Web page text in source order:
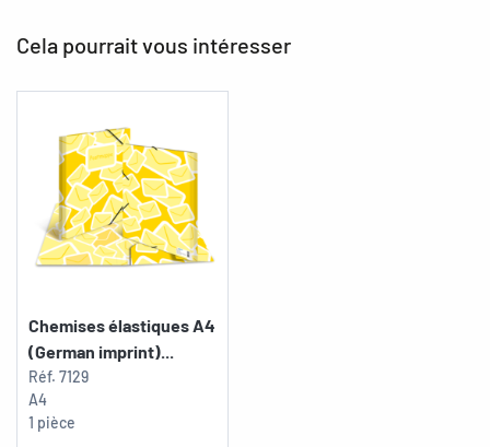
Cela pourrait vous intéresser
Chemises élastiques A4
(German imprint)...
Réf. 7129
A4
1 pièce